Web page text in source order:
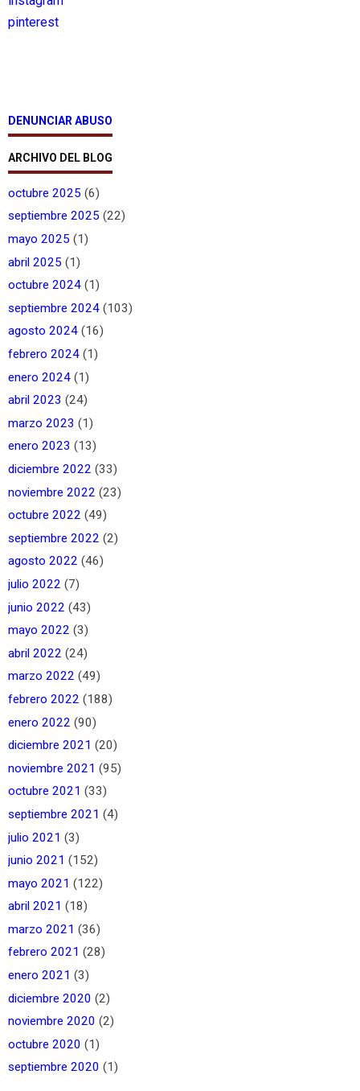
pinterest
DENUNCIAR ABUSO
ARCHIVO DEL BLOG
octubre 2025 (6)
septiembre 2025 (22)
mayo 2025 (1)
abril 2025 (1)
octubre 2024 (1)
septiembre 2024 (103)
agosto 2024 (16)
febrero 2024 (1)
enero 2024 (1)
abril 2023 (24)
marzo 2023 (1)
enero 2023 (13)
diciembre 2022 (33)
noviembre 2022 (23)
octubre 2022 (49)
septiembre 2022 (2)
agosto 2022 (46)
julio 2022 (7)
junio 2022 (43)
mayo 2022 (3)
abril 2022 (24)
marzo 2022 (49)
febrero 2022 (188)
enero 2022 (90)
diciembre 2021 (20)
noviembre 2021 (95)
octubre 2021 (33)
septiembre 2021 (4)
julio 2021 (3)
junio 2021 (152)
mayo 2021 (122)
abril 2021 (18)
marzo 2021 (36)
febrero 2021 (28)
enero 2021 (3)
diciembre 2020 (2)
noviembre 2020 (2)
octubre 2020 (1)
septiembre 2020 (1)